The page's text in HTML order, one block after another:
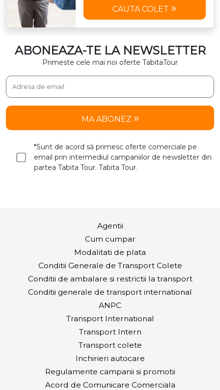
CAUTA COLET
ABONEAZA-TE LA NEWSLETTER
Primeste cele mai noi oferte TabitaTour
MA ABONEZ
*Sunt de acord să primesc oferte comerciale pe
email prin intermediul campaniilor de newsletter din
partea Tabita Tour. Tabita Tour.
Agentii
Cum cumpar
Modalitati de plata
Conditii Generale de Transport Colete
Conditii de ambalare si restrictii la transport
Conditii generale de transport international
ANPC
Transport International
Transport Intern
Transport colete
Inchirieri autocare
Regulamente campanii si promotii
Acord de Comunicare Comerciala